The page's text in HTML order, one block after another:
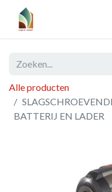
Alle producten
BATTERIJ EN LADER